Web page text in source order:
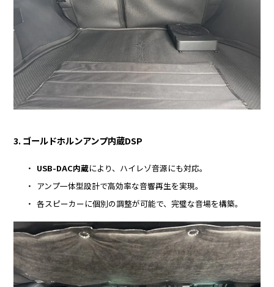
3. ゴールドホルンアンプ内蔵DSP
USB-DAC内蔵により、ハイレゾ音源にも対応。
アンプ一体型設計で高効率な音響再生を実現。
各スピーカーに個別の調整が可能で、完璧な音場を構築。